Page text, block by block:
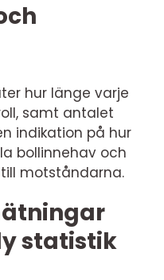
hur länge varje
samt antalet
indikation på hur
bollinnehav och
motståndarna.
statistik